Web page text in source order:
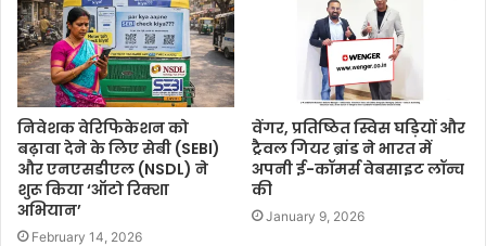
निवेशक वेरिफिकेशन को
बढ़ावा देने के लिए सेबी (SEBI)
और एनएसडीएल (NSDL) ने
शुरू किया ‘ऑटो रिक्शा
अभियान’
February 14, 2026
वेंगर, प्रतिष्ठित स्विस घड़ियों और
ट्रैवल गियर ब्रांड ने भारत में
अपनी ई-कॉमर्स वेबसाइट लॉन्च
की
January 9, 2026